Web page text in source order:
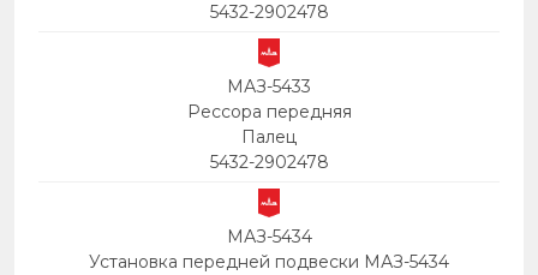
5432-2902478
МАЗ-5433
Рессора передняя
Палец
5432-2902478
МАЗ-5434
Установка передней подвески МАЗ-5434